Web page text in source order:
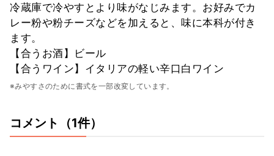
冷蔵庫で冷やすとより味がなじみます。お好みでカ
レー粉や粉チーズなどを加えると、味に本科が付き
ます。
【合うお酒】ビール
【合うワイン】イタリアの軽い辛口白ワイン
※みやすさのために書式を一部改変しています。
コメント（1件）